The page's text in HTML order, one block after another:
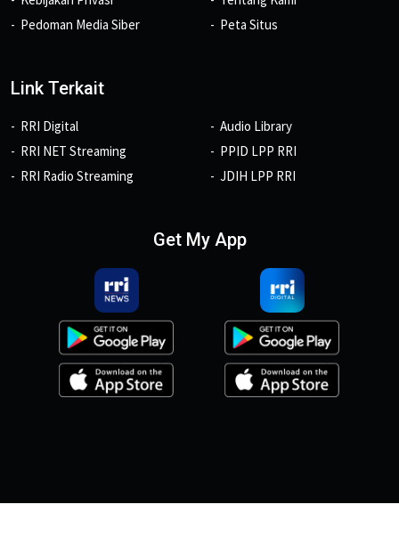
Pedoman Media Siber
Peta Situs
Link Terkait
RRI Digital
RRI NET Streaming
RRI Radio Streaming
Audio Library
PPID LPP RRI
JDIH LPP RRI
Get My App